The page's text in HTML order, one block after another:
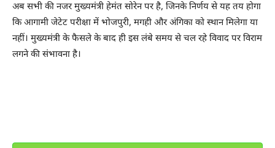
अब सभी की नजर मुख्यमंत्री हेमंत सोरेन पर है, जिनके निर्णय से यह तय होगा
कि आगामी जेटेट परीक्षा में भोजपुरी, मगही और अंगिका को स्थान मिलेगा या
नहीं। मुख्यमंत्री के फैसले के बाद ही इस लंबे समय से चल रहे विवाद पर विराम
लगने की संभावना है।